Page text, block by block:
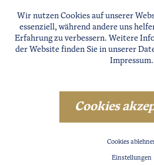
Wir nutzen Cookies auf unserer
essenziell, während andere uns
Erfahrung zu verbessern. Weitere
der Website finden Sie in unserer
Impressum.
Cookies
Cookies
Einstellungen